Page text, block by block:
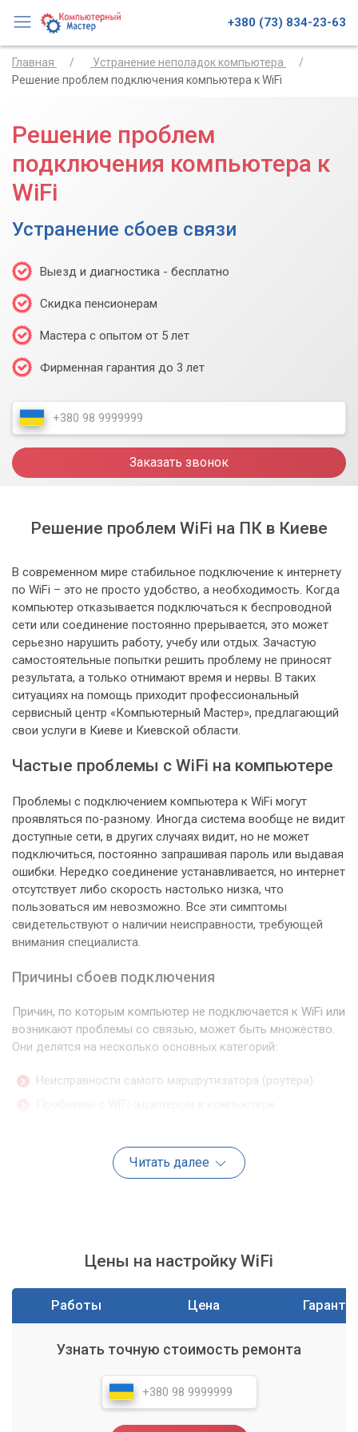
+380 (73) 834-23-63
Главная
Устранение неполадок компьютера
Решение проблем подключения компьютера к WiFi
Решение проблем
подключения компьютера к
WiFi
Устранение сбоев связи
Выезд и диагностика - бесплатно
Скидка пенсионерам
Мастера с опытом от 5 лет
Фирменная гарантия до 3 лет
Заказать звонок
Решение проблем WiFi на ПК в Киеве
В современном мире стабильное подключение к интернету
по WiFi – это не просто удобство, а необходимость. Когда
компьютер отказывается подключаться к беспроводной
сети или соединение постоянно прерывается, это может
серьезно нарушить работу, учебу или отдых. Зачастую
самостоятельные попытки решить проблему не приносят
результата, а только отнимают время и нервы. В таких
ситуациях на помощь приходит профессиональный
сервисный центр «Компьютерный Мастер», предлагающий
свои услуги в Киеве и Киевской области.
Частые проблемы с WiFi на компьютере
Проблемы с подключением компьютера к WiFi могут
проявляться по-разному. Иногда система вообще не видит
доступные сети, в других случаях видит, но не может
подключиться, постоянно запрашивая пароль или выдавая
ошибки. Нередко соединение устанавливается, но интернет
отсутствует либо скорость настолько низка, что
пользоваться им невозможно. Все эти симптомы
свидетельствуют о наличии неисправности, требующей
внимания специалиста.
Причины сбоев подключения
Причин, по которым компьютер не подключается к WiFi или
возникают проблемы со связью, может быть множество.
Они делятся на несколько основных категорий:
Неисправности самого маршрутизатора (роутера).
Ошибки в настройках операционной системы или
сетевых протоколов.
самого провайдера.
Определить истинную причину самостоятельно, не обладая
Отсутствие или нестабильность WiFi-
подключения делает компьютер практически
бесполезным для многих задач, вызывая
Читать далее
Цены на настройку WiFi
Работы Цена
Узнать точную стоимость ремонта